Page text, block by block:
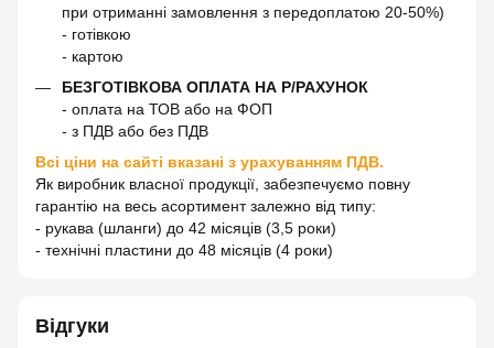
при отриманні замовлення з передоплатою 20-50%)
- готівкою
- картою
БЕЗГОТІВКОВА ОПЛАТА НА Р/РАХУНОК
- оплата на ТОВ або на ФОП
- з ПДВ або без ПДВ
Всі ціни на сайті вказані з урахуванням ПДВ.
Як виробник власної продукції, забезпечуємо повну
гарантію на весь асортимент залежно від типу:
- рукава (шланги) до 42 місяців (3,5 роки)
- технічні пластини до 48 місяців (4 роки)
Відгуки